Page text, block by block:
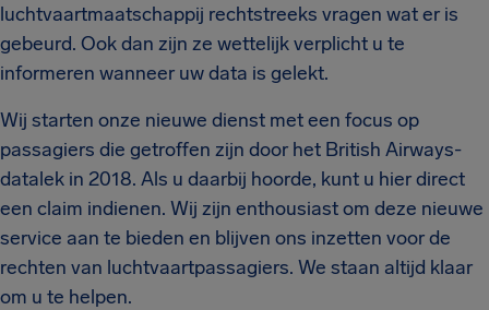
luchtvaartmaatschappij rechtstreeks vragen wat er is
gebeurd. Ook dan zijn ze wettelijk verplicht u te
informeren wanneer uw data is gelekt.
Wij starten onze nieuwe dienst met een focus op
passagiers die getroffen zijn door het British Airways-
datalek in 2018. Als u daarbij hoorde, kunt u hier direct
een claim indienen. Wij zijn enthousiast om deze nieuwe
service aan te bieden en blijven ons inzetten voor de
rechten van luchtvaartpassagiers. We staan altijd klaar
om u te helpen.